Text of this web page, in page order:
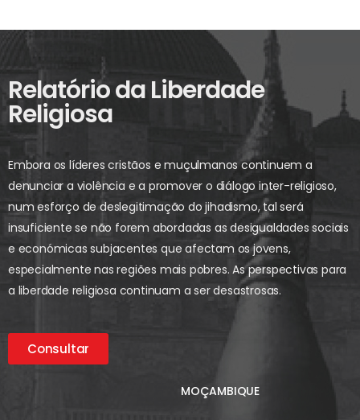
Relatório da Liberdade
Religiosa
Embora os líderes cristãos e muçulmanos continuem a
denunciar a violência e a promover o diálogo inter-religioso,
num esforço de deslegitimação do jihadismo, tal será
insuficiente se não forem abordadas as desigualdades sociais
e económicas subjacentes que afectam os jovens,
especialmente nas regiões mais pobres. As perspectivas para
a liberdade religiosa continuam a ser desastrosas.
Consultar
MOÇAMBIQUE